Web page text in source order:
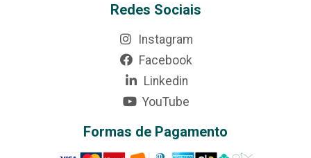
Redes Sociais
Instagram
Facebook
Linkedin
YouTube
Formas de Pagamento